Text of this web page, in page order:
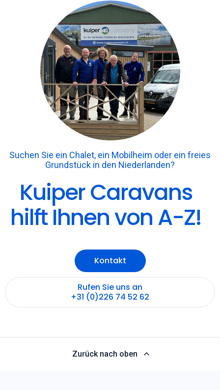
Suchen Sie ein Chalet, ein Mobilheim oder ein freies
Grundstück in den Niederlanden?
Kuiper Caravans
hilft Ihnen von A-Z!
Kontakt
Rufen Sie uns an
+31 (0)226 74 52 62
Zurück nach oben